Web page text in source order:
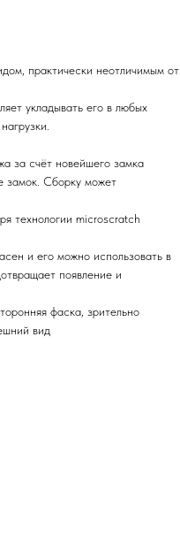
практически неотличимым от
укладывать его в любых
за счёт новейшего замка
замок. Сборку может
технологии microscratch
и его можно использовать в
появление и
фаска, зрительно
вид